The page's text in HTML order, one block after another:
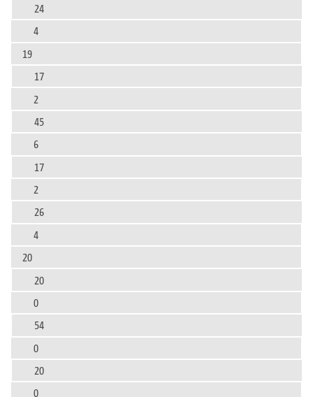
24
4
19
17
2
45
6
17
2
26
4
20
20
0
54
0
20
0